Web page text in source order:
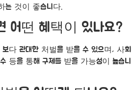
는 것이 좋습니다.
어떤 혜택이 있나요?
보다 관대한 처벌을 받을 수 있으며, 사회
등을 통해 구제를 받을 가능성이 높습니